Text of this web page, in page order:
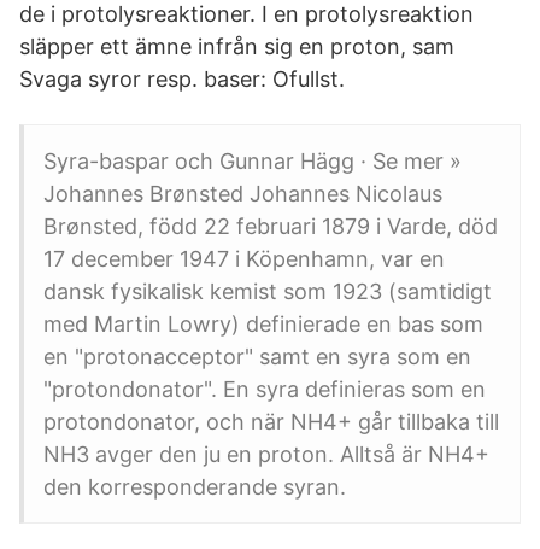
de i protolysreaktioner. I en protolysreaktion
släpper ett ämne infrån sig en proton, sam
Svaga syror resp. baser: Ofullst.
Syra-baspar och Gunnar Hägg · Se mer »
Johannes Brønsted Johannes Nicolaus
Brønsted, född 22 februari 1879 i Varde, död
17 december 1947 i Köpenhamn, var en
dansk fysikalisk kemist som 1923 (samtidigt
med Martin Lowry) definierade en bas som
en "protonacceptor" samt en syra som en
"protondonator". En syra definieras som en
protondonator, och när NH4+ går tillbaka till
NH3 avger den ju en proton. Alltså är NH4+
den korresponderande syran.